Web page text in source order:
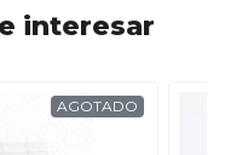
interesar
AGOTADO